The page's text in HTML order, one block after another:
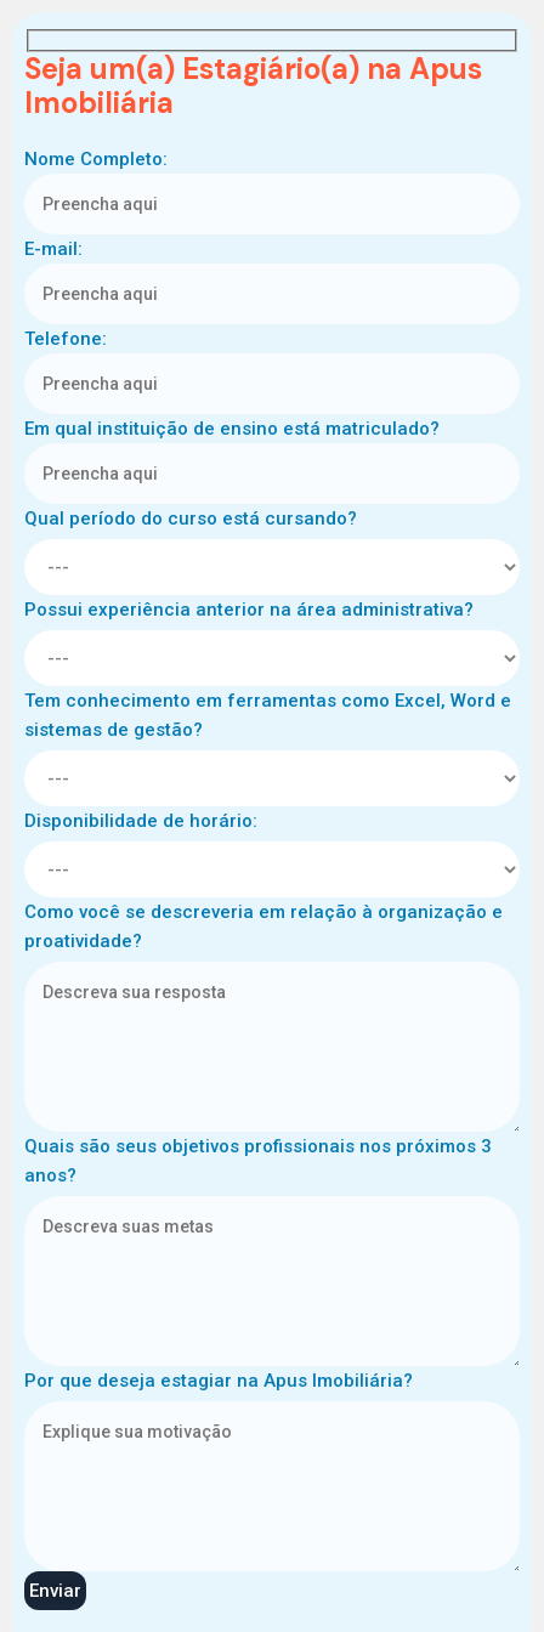
Seja um(a) Estagiário(a) na Apus
Imobiliária
Nome Completo:
E-mail:
Telefone:
Em qual instituição de ensino está matriculado?
Qual período do curso está cursando?
Possui experiência anterior na área administrativa?
Tem conhecimento em ferramentas como Excel, Word e
sistemas de gestão?
Disponibilidade de horário:
Como você se descreveria em relação à organização e
proatividade?
Quais são seus objetivos profissionais nos próximos 3
anos?
Por que deseja estagiar na Apus Imobiliária?